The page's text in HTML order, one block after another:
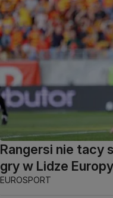
Rangersi nie tacy
gry w Lidze Europy
EUROSPORT